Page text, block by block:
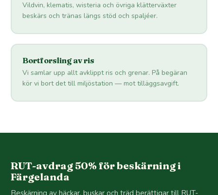
Vildvin, klematis, wisteria och övriga klätterväxter
beskärs och tränas längs stöd och spaljéer.
Bortforsling av ris
Vi samlar upp allt avklippt ris och grenar. På begäran
kör vi bort det till miljöstation — mot tilläggsavgift.
RUT-avdrag 50% för beskärning i
Färgelanda
Beskärning av häckar, buskar och träd berättigar till RUT-